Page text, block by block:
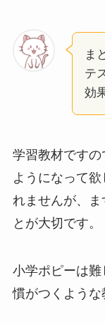
ま
テ
効
学習教材です
ようになって
れませんが、
とが大切です。
小学ポピーは
慣がつくような